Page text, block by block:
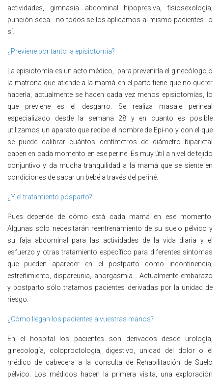
actividades, gimnasia abdominal hipopresiva, fisiosexología,
punción seca… no todos se los aplicamos al mismo pacientes…o
sí.
¿Previene por tanto la episiotomía?
La episiotomía es un acto médico, para prevenirla el ginecólogo o
la matrona que atiende a la mamá en el parto tiene que no querer
hacerla, actualmente se hacen cada vez menos episiotomías, lo
que previene es el desgarro. Se realiza masaje perineal
especializado desde la semana 28 y en cuanto es posible
utilizamos un aparato que recibe el nombre de Epi-no y con el que
se puede calibrar cuántos centímetros de diámetro biparietal
caben en cada momento en ese periné. Es muy útil a nivel de tejido
conjuntivo y da mucha tranquilidad a la mamá que se siente en
condiciones de sacar un bebé a través del periné.
¿Y el tratamiento posparto?
Pues depende de cómo está cada mamá en ese momento.
Algunas sólo necesitarán reentrenamiento de su suelo pélvico y
su faja abdominal para las actividades de la vida diaria y el
esfuerzo y otras tratamiento específico para diferentes síntomas
que pueden aparecer en el postparto como incontinencia,
estreñimiento, dispareunia, anorgasmia… Actualmente embarazo
y postparto sólo tratamos pacientes derivadas por la unidad de
riesgo.
¿Cómo llegan los pacientes a vuestras manos?
En el hospital los pacientes son derivados desde urología,
ginecología, coloproctología, digestivo, unidad del dolor o el
médico de cabecera a la consulta de Rehabilitación de Suelo
pélvico. Los médicos hacen la primera visita, una exploración